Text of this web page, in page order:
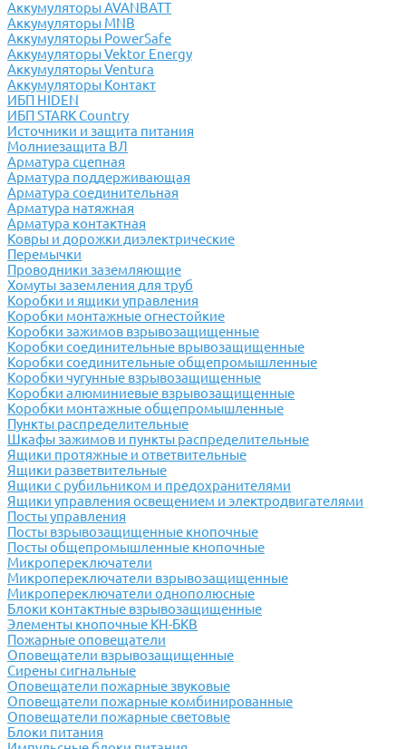
Аккумуляторы AVANBATT
Аккумуляторы MNB
Аккумуляторы PowerSafe
Аккумуляторы Vektor Energy
Аккумуляторы Ventura
Аккумуляторы Контакт
ИБП HIDEN
ИБП STARK Country
Источники и защита питания
Молниезащита ВЛ
Арматура сцепная
Арматура поддерживающая
Арматура соединительная
Арматура натяжная
Арматура контактная
Ковры и дорожки диэлектрические
Перемычки
Проводники заземляющие
Хомуты заземления для труб
Коробки и ящики управления
Коробки монтажные огнестойкие
Коробки зажимов взрывозащищенные
Коробки соединительные врывозащищенные
Коробки соединительные общепромышленные
Коробки чугунные взрывозащищенные
Коробки алюминиевые взрывозащищенные
Коробки монтажные общепромышленные
Пункты распределительные
Шкафы зажимов и пункты распределительные
Ящики протяжные и ответвительные
Ящики разветвительные
Ящики с рубильником и предохранителями
Ящики управления освещением и электродвигателями
Посты управления
Посты взрывозащищенные кнопочные
Посты общепромышленные кнопочные
Микропереключатели
Микропереключатели взрывозащищенные
Микропереключатели однополюсные
Блоки контактные взрывозащищенные
Элементы кнопочные КН-БКВ
Пожарные оповещатели
Оповещатели взрывозащищенные
Сирены сигнальные
Оповещатели пожарные звуковые
Оповещатели пожарные комбинированные
Оповещатели пожарные световые
Блоки питания